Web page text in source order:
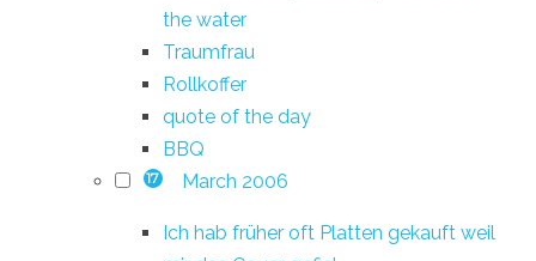
the water
Traumfrau
Rollkoffer
quote of the day
BBQ
17 March 2006
Ich hab früher oft Platten gekauft weil